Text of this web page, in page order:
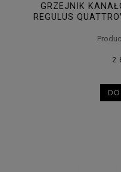
GRZEJNIK
REGULUS
2